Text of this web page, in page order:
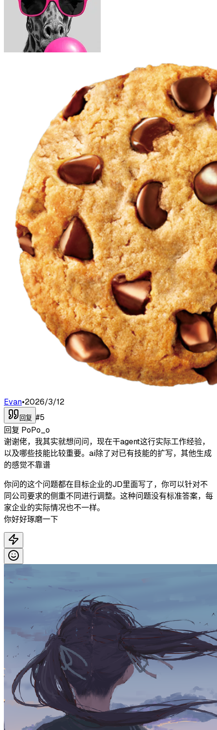
Evan•2026/3/12
回复 #5
回复 PoPo_o
谢谢佬，我其实就想问问，现在干agent这行实际工作经验，
以及哪些技能比较重要。ai除了对已有技能的扩写，其他生成
的感觉不靠谱
你问的这个问题都在目标企业的JD里面写了，你可以针对不
同公司要求的侧重不同进行调整。这种问题没有标准答案，每
家企业的实际情况也不一样。
你好好琢磨一下